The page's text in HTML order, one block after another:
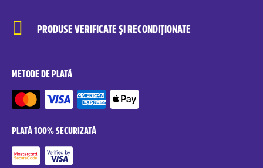
PRODUSE VERIFICATE ȘI RECONDIȚIONATE
METODE DE PLATĂ
PLATĂ 100% SECURIZATĂ